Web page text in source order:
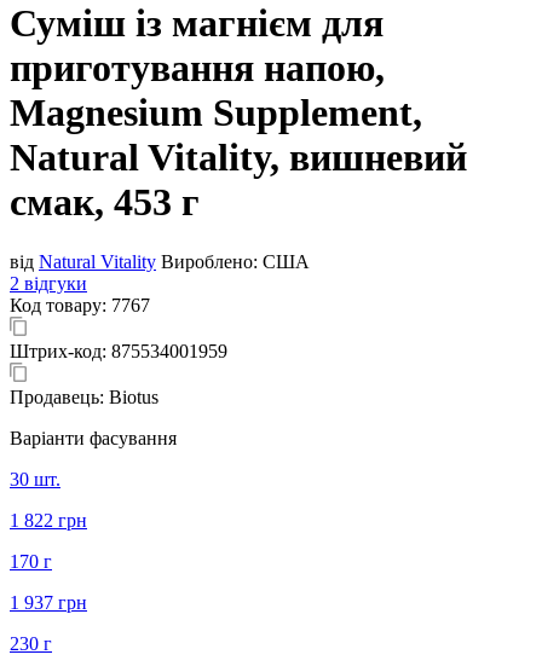
Суміш із магнієм для
приготування напою,
Magnesium Supplement,
Natural Vitality, вишневий
смак, 453 г
від Natural Vitality Вироблено: США
2 відгуки
Код товару: 7767
Штрих-код: 875534001959
Продавець: Biotus
Варіанти фасування
30 шт.
1 822 грн
170 г
1 937 грн
230 г